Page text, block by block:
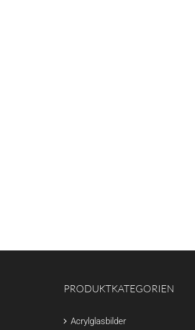
PRODUKTKATEGORIEN
Acrylglasbilder